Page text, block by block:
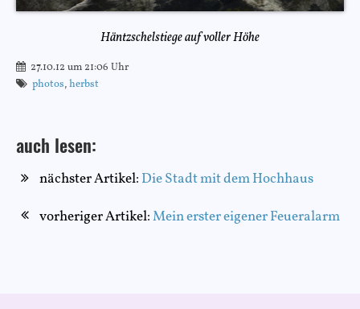
Häntzschelstiege auf voller Höhe
27.10.12 um 21:06 Uhr
photos,herbst
auch lesen:
nächster Artikel: Die Stadt mit dem Hochhaus
vorheriger Artikel:Mein erster eigener Feueralarm